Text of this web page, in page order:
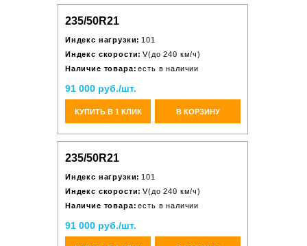
235/50R21
Индекс нагрузки: 101
Индекс скорости: V(до 240 км/ч)
Наличие товара: есть в наличии
91 000 руб./шт.
КУПИТЬ В 1 КЛИК В КОРЗИНУ
235/50R21
Индекс нагрузки: 101
Индекс скорости: V(до 240 км/ч)
Наличие товара: есть в наличии
91 000 руб./шт.